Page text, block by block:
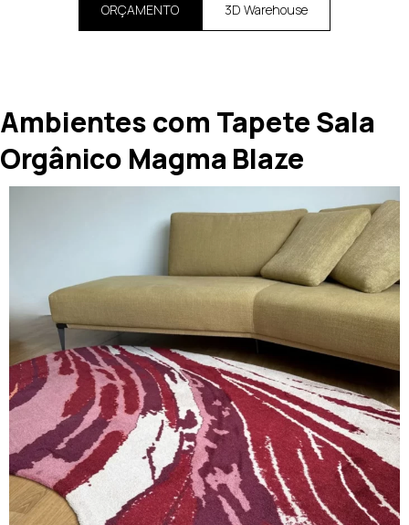
ORÇAMENTO 3D Warehouse
Ambientes com Tapete Sala
Orgânico Magma Blaze